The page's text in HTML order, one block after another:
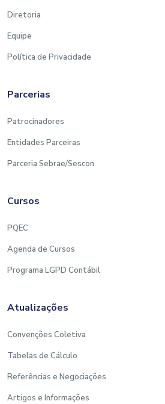
Diretoria
Equipe
Política de Privacidade
Parcerias
Patrocinadores
Entidades Parceiras
Parceria Sebrae/Sescon
Cursos
PQEC
Agenda de Cursos
Programa LGPD Contábil
Atualizações
Convenções Coletiva
Tabelas de Cálculo
Referências e Negociações
Artigos e Informações